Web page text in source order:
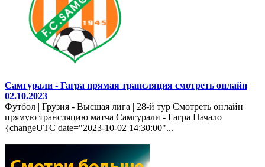
Самгурали - Гагра прямая трансляция смотреть онлайн
02.10.2023
Футбол | Грузия - Высшая лига | 28-й тур Смотреть онлайн
прямую трансляцию матча Самгурали - Гагра Начало
{changeUTC date="2023-10-02 14:30:00"...